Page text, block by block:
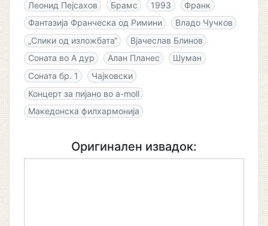
Леонид Пејсахов
Брамс 1993
Франк
Фантазија Франческа од Римини
Владо Чучков
„Слики од изложбата“
Вјачеслав Блинов
Соната во А дур
Алан Планес
Шуман
Соната бр. 1
Чајковски
Концерт за пијано во a-moll
Македонска филхармонија
Оригинален извадок: